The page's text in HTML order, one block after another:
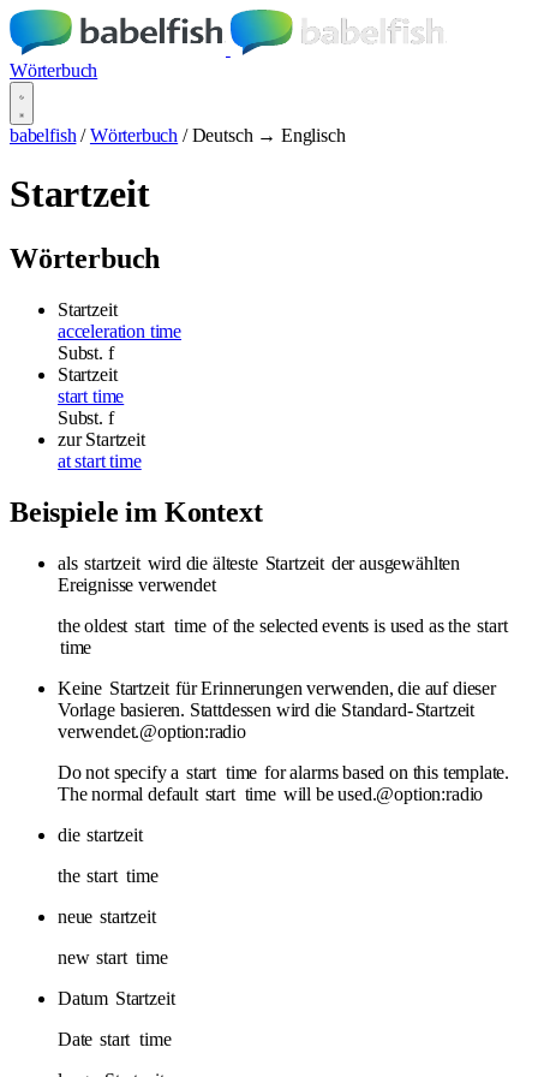
Wörterbuch
babelfish / Wörterbuch / Deutsch → Englisch
Startzeit
Wörterbuch
Startzeit
acceleration time
Subst. f
Startzeit
start time
Subst. f
zur Startzeit
at start time
Beispiele im Kontext
als startzeit wird die älteste Startzeit der ausgewählten
Ereignisse verwendet
the oldest start time of the selected events is used as the start
time
Keine Startzeit für Erinnerungen verwenden, die auf dieser
Vorlage basieren. Stattdessen wird die Standard- Startzeit
verwendet.@option:radio
Do not specify a start time for alarms based on this template.
The normal default start time will be used.@option:radio
die startzeit
the start time
neue startzeit
new start time
Datum Startzeit
Date start time